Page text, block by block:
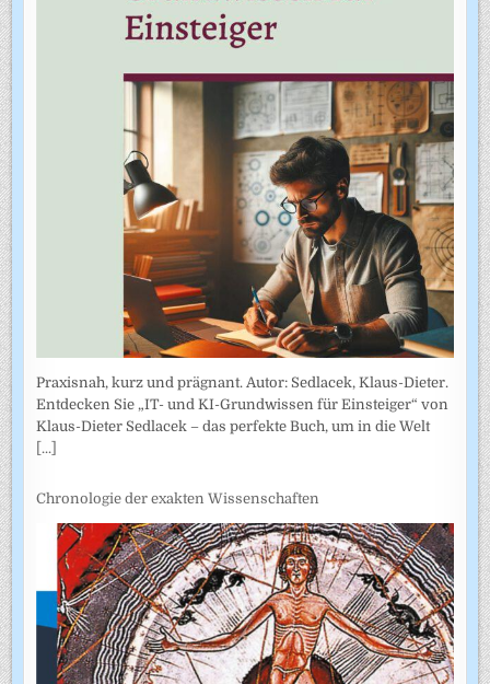
Praxisnah, kurz und prägnant. Autor: Sedlacek, Klaus-Dieter.
Entdecken Sie „IT- und KI-Grundwissen für Einsteiger“ von
Klaus-Dieter Sedlacek – das perfekte Buch, um in die Welt
[...]
Chronologie der exakten Wissenschaften